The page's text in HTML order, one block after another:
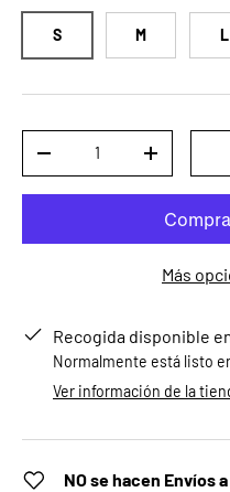
S M L
DISMINUIR CANTIDAD
Más
Recogida disponible
Normalmente está listo
Ver información de la
NO se hacen Envíos